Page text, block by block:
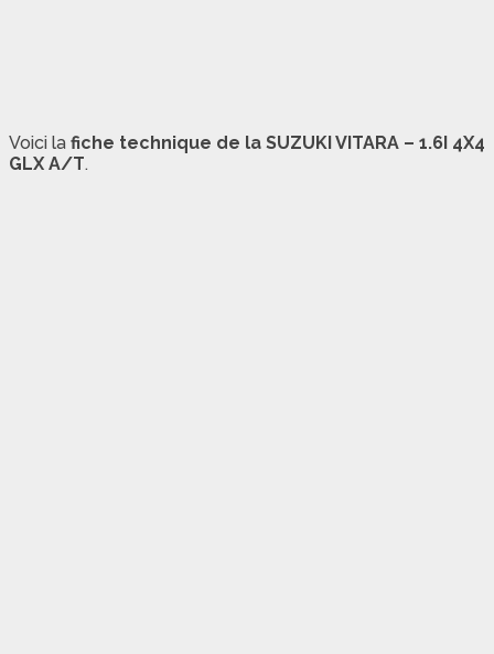
Voici la fiche technique de la SUZUKI VITARA – 1.6I 4X4
GLX A/T.